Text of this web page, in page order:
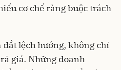
cơ chế ràng buộc trách
lệch hướng, không chỉ
giá. Những doanh